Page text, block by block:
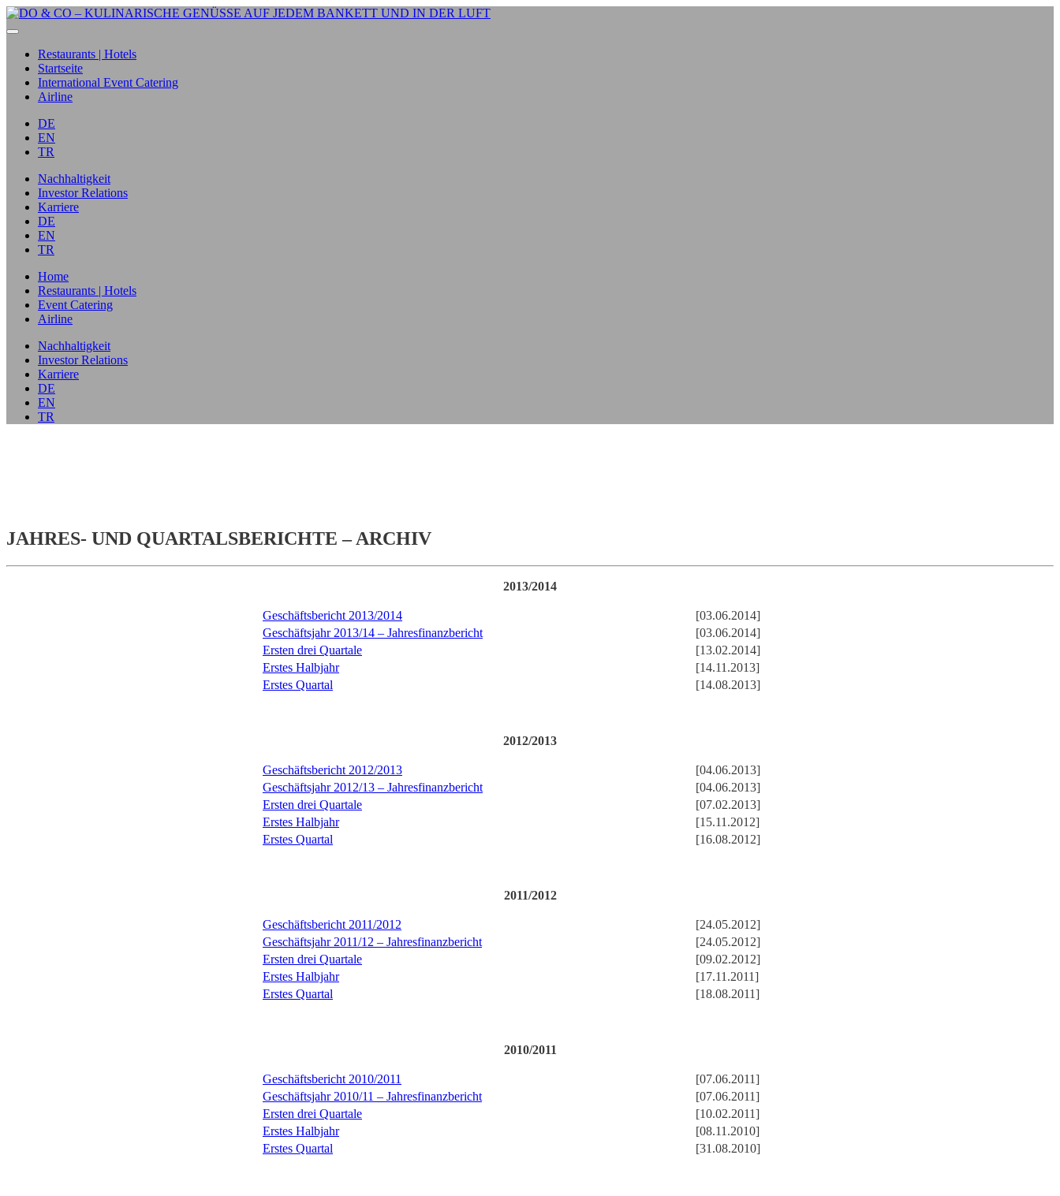
Restaurants | Hotels
Startseite
International Event Catering
Airline
DE
EN
TR
Nachhaltigkeit
Investor Relations
Karriere
DE
EN
TR
Home
Restaurants | Hotels
Event Catering
Airline
Nachhaltigkeit
Investor Relations
Karriere
DE
EN
TR
JAHRES- UND QUARTALSBERICHTE – ARCHIV
2013/2014
Geschäftsbericht 2013/2014
[03.06.2014]
Geschäftsjahr 2013/14 – Jahresfinanzbericht
[03.06.2014]
Ersten drei Quartale
[13.02.2014]
Erstes Halbjahr
[14.11.2013]
Erstes Quartal
[14.08.2013]
2012/2013
Geschäftsbericht 2012/2013
[04.06.2013]
Geschäftsjahr 2012/13 – Jahresfinanzbericht
[04.06.2013]
Ersten drei Quartale
[07.02.2013]
Erstes Halbjahr
[15.11.2012]
Erstes Quartal
[16.08.2012]
2011/2012
Geschäftsbericht 2011/2012
[24.05.2012]
Geschäftsjahr 2011/12 – Jahresfinanzbericht
[24.05.2012]
Ersten drei Quartale
[09.02.2012]
Erstes Halbjahr
[17.11.2011]
Erstes Quartal
[18.08.2011]
2010/2011
Geschäftsbericht 2010/2011
[07.06.2011]
Geschäftsjahr 2010/11 – Jahresfinanzbericht
[07.06.2011]
Ersten drei Quartale
[10.02.2011]
Erstes Halbjahr
[08.11.2010]
Erstes Quartal
[31.08.2010]